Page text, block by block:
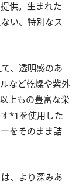
供。生まれた
い、特別なス
、透明感のあ
など乾燥や紫外
上もの豊富な栄
*1を使用した
をそのまま詰
、より深みあ